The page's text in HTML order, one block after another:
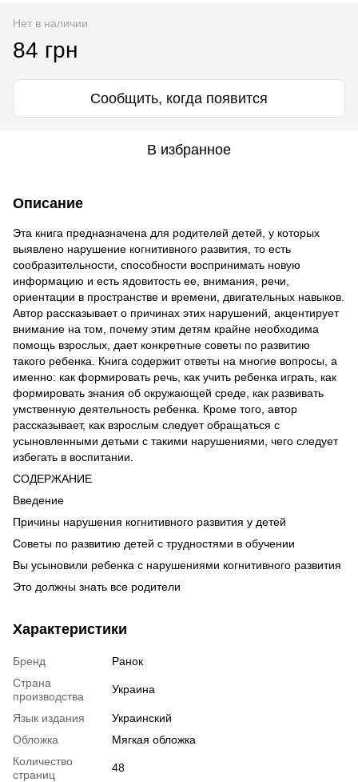
Нет в наличии
84 грн
Сообщить, когда появится
В избранное
Описание
Эта книга предназначена для родителей детей, у которых
выявлено нарушение когнитивного развития, то есть
сообразительности, способности воспринимать новую
информацию и есть ядовитость ее, внимания, речи,
ориентации в пространстве и времени, двигательных навыков.
Автор рассказывает о причинах этих нарушений, акцентирует
внимание на том, почему этим детям крайне необходима
помощь взрослых, дает конкретные советы по развитию
такого ребенка. Книга содержит ответы на многие вопросы, а
именно: как формировать речь, как учить ребенка играть, как
формировать знания об окружающей среде, как развивать
умственную деятельность ребенка. Кроме того, автор
рассказывает, как взрослым следует обращаться с
усыновленными детьми с такими нарушениями, чего следует
избегать в воспитании.
СОДЕРЖАНИЕ
Введение
Причины нарушения когнитивного развития у детей
Советы по развитию детей с трудностями в обучении
Вы усыновили ребенка с нарушениями когнитивного развития
Это должны знать все родители
Характеристики
Бренд
Ранок
Страна
производства
Украина
Язык издания
Украинский
Обложка
Мягкая обложка
Количество
страниц
48